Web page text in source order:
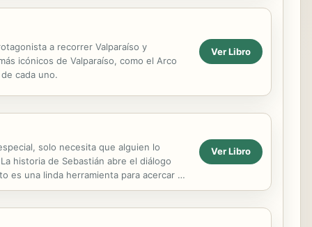
a recorrer Valparaíso y
icónicos de Valparaíso, como el Arco
cada uno.
Ver Libro
solo necesita que alguien lo
historia de Sebastián abre el diálogo
es una linda herramienta para acercar a
Ver Libro